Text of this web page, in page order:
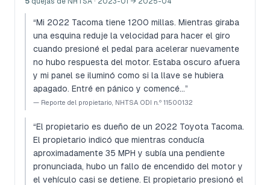
“Mi 2022 Tacoma tiene 1200 millas. Mientras giraba
una esquina reduje la velocidad para hacer el giro
cuando presioné el pedal para acelerar nuevamente
no hubo respuesta del motor. Estaba oscuro afuera
y mi panel se iluminó como si la llave se hubiera
apagado. Entré en pánico y comencé…”
— Reporte del propietario, NHTSA ODI n.º 11500132
“El propietario es dueño de un 2022 Toyota Tacoma.
El propietario indicó que mientras conducía
aproximadamente 35 MPH y subía una pendiente
pronunciada, hubo un fallo de encendido del motor y
el vehículo casi se detiene. El propietario presionó el